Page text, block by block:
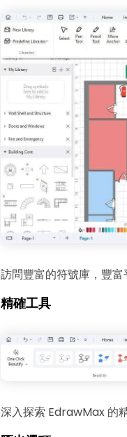
訪問豐富的符號庫，豐富
精確工具
深入探索 EdrawMax 的